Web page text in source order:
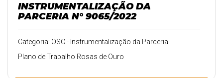
INSTRUMENTALIZAÇÃO DA
PARCERIA N° 9065/2022
Categoria: OSC - Instrumentalização da Parceria
Plano de Trabalho Rosas de Ouro